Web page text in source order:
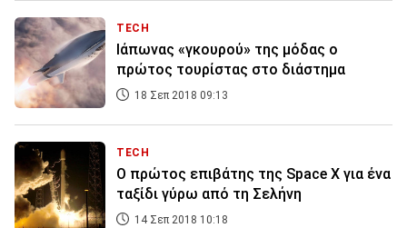
TECH
Ιάπωνας «γκουρού» της μόδας ο
πρώτος τουρίστας στο διάστημα
18 Σεπ 2018 09:13
TECH
Ο πρώτος επιβάτης της Space X για ένα
ταξίδι γύρω από τη Σελήνη
14 Σεπ 2018 10:18